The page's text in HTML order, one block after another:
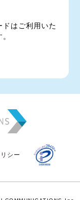
はご利用いた
シー